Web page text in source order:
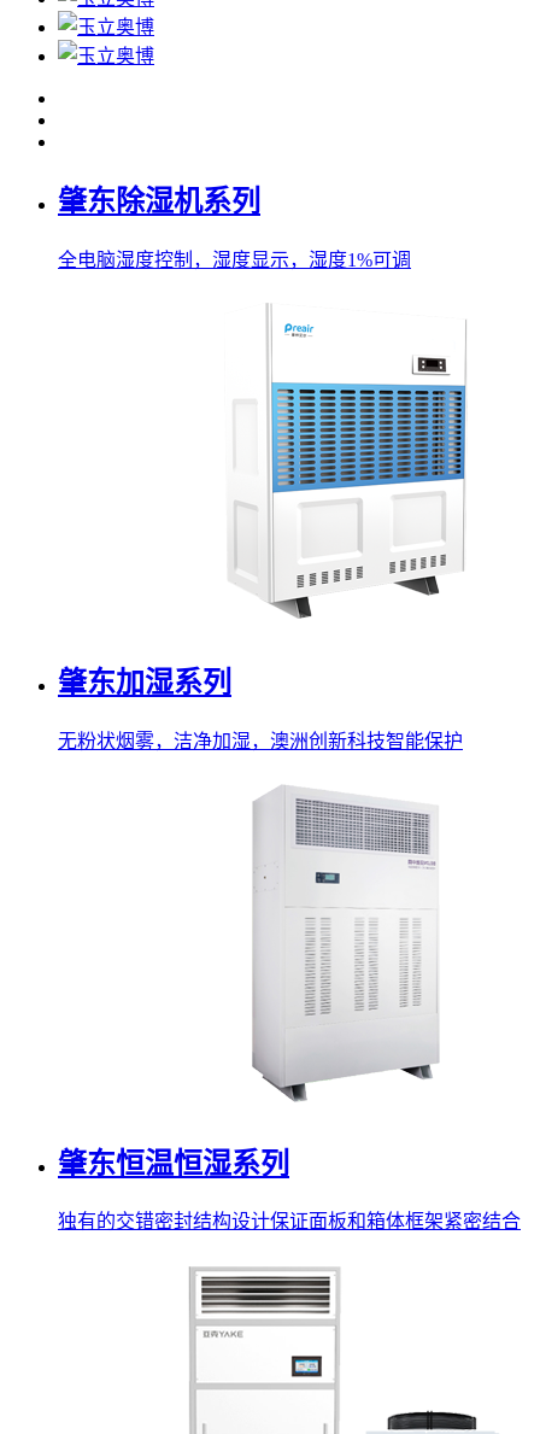
肇东除湿机系列
全电脑湿度控制，湿度显示，湿度1%可调
肇东加湿系列
无粉状烟雾，洁净加湿，澳洲创新科技智能保护
肇东恒温恒湿系列
独有的交错密封结构设计保证面板和箱体框架紧密结合